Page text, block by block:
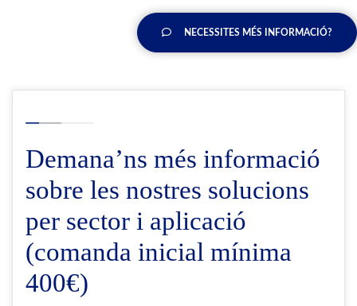
NECESSITES MÉS INFORMACIÓ?
Demana’ns més informació
sobre les nostres solucions
per sector i aplicació
(comanda inicial mínima
400€)